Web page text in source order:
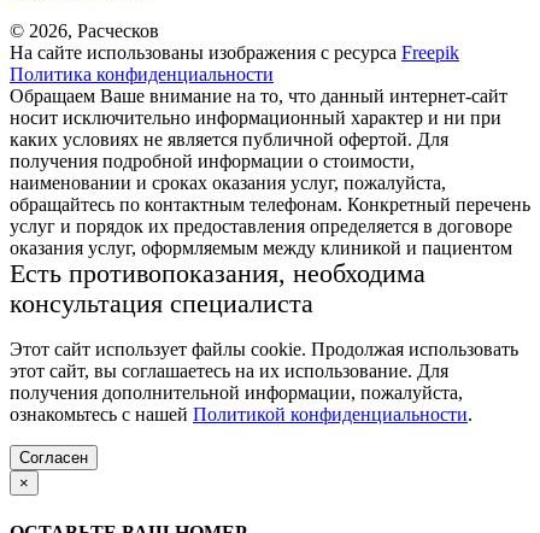
© 2026, Расческов
На сайте использованы изображения с ресурса Freepik
Политика конфиденциальности
Обращаем Ваше внимание на то, что данный интернет-сайт
носит исключительно информационный характер и ни при
каких условиях не является публичной офертой. Для
получения подробной информации о стоимости,
наименовании и сроках оказания услуг, пожалуйста,
обращайтесь по контактным телефонам. Конкретный перечень
услуг и порядок их предоставления определяется в договоре
оказания услуг, оформляемым между клиникой и пациентом
Есть противопоказания, необходима
консультация специалиста
Этот сайт использует файлы cookie. Продолжая использовать
этот сайт, вы соглашаетесь на их использование. Для
получения дополнительной информации, пожалуйста,
ознакомьтесь с нашей Политикой конфиденциальности.
Согласен
×